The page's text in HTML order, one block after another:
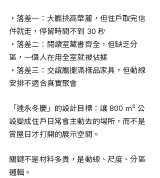
・落差一：大廳挑高華麗，但住戶取完信
件就走，停留時間不到 30 秒
・落差二：閱讀室藏書齊全，但缺乏分
區，一個人在用全室就被佔據
・落差三：交誼廳擺滿樣品家具，但動線
安排不適合真實聚會
「達永冬慶」的設計目標：讓 800 m² 公
設變成住戶日常會主動去的場所，而不是
賞屋日才打開的展示空間。
關鍵不是材料多貴，是動線、尺度、分區
邏輯。